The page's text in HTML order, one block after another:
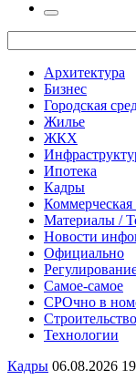
Архитектура
Бизнес
Городская
Жилье
ЖКХ
Ипотека
Кадры
Материалы /
Новости
Официально
Самое-самое
СРОчно в
Строительство
Технологии
Кадры 06.08.2026